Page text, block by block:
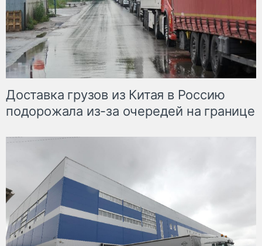
Доставка грузов из Китая в Россию
подорожала из-за очередей на границе